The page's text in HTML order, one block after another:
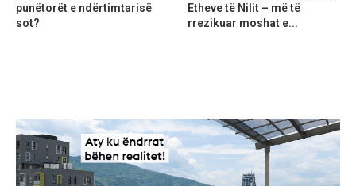
punëtorët e ndërtimtarisë
sot?
Etheve të Nilit – më të
rrezikuar moshat e...